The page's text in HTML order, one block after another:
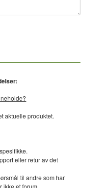
aktuelle produktet.
eller retur av det
til andre som har